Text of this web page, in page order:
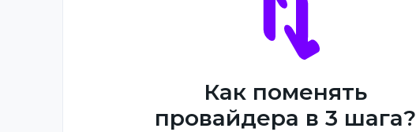
Как поменять
провайдера в 3 шага?